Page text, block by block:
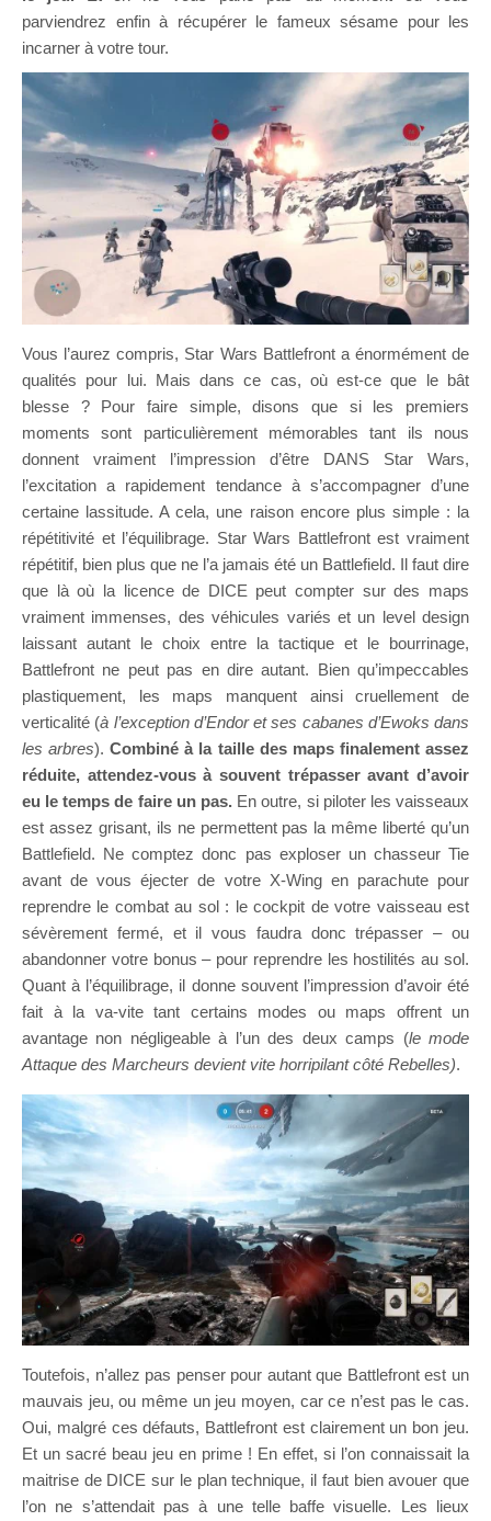
parviendrez enfin à récupérer le fameux sésame pour les
incarner à votre tour.
Vous l’aurez compris, Star Wars Battlefront a énormément de
qualités pour lui. Mais dans ce cas, où est-ce que le bât
blesse ? Pour faire simple, disons que si les premiers
moments sont particulièrement mémorables tant ils nous
donnent vraiment l’impression d’être DANS Star Wars,
l’excitation a rapidement tendance à s’accompagner d’une
certaine lassitude. A cela, une raison encore plus simple : la
répétitivité et l’équilibrage. Star Wars Battlefront est vraiment
répétitif, bien plus que ne l’a jamais été un Battlefield. Il faut dire
que là où la licence de DICE peut compter sur des maps
vraiment immenses, des véhicules variés et un level design
laissant autant le choix entre la tactique et le bourrinage,
Battlefront ne peut pas en dire autant. Bien qu’impeccables
plastiquement, les maps manquent ainsi cruellement de
verticalité (à l’exception d’Endor et ses cabanes d’Ewoks dans
les arbres).Combiné à la taille des maps finalement assez
réduite, attendez-vous à souvent trépasser avant d’avoir
eu le temps de faire un pas. En outre, si piloter les vaisseaux
est assez grisant, ils ne permettent pas la même liberté qu’un
Battlefield. Ne comptez donc pas exploser un chasseur Tie
avant de vous éjecter de votre X-Wing en parachute pour
reprendre le combat au sol : le cockpit de votre vaisseau est
sévèrement fermé, et il vous faudra donc trépasser – ou
abandonner votre bonus – pour reprendre les hostilités au sol.
Quant à l’équilibrage, il donne souvent l’impression d’avoir été
fait à la va-vite tant certains modes ou maps offrent un
avantage non négligeable à l’un des deux camps (le mode
Attaque des Marcheurs devient vite horripilant côté Rebelles).
Toutefois, n’allez pas penser pour autant que Battlefront est un
mauvais jeu, ou même un jeu moyen, car ce n’est pas le cas.
Oui, malgré ces défauts, Battlefront est clairement un bon jeu.
Et un sacré beau jeu en prime ! En effet, si l’on connaissait la
maitrise de DICE sur le plan technique, il faut bien avouer que
l’on ne s’attendait pas à une telle baffe visuelle. Les lieux